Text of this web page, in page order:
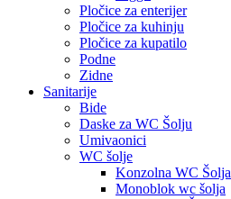
Pločice za enterijer
Pločice za kuhinju
Pločice za kupatilo
Podne
Zidne
Sanitarije
Bide
Daske za WC Šolju
Umivaonici
WC šolje
Konzolna WC Šolja
Monoblok wc šolja